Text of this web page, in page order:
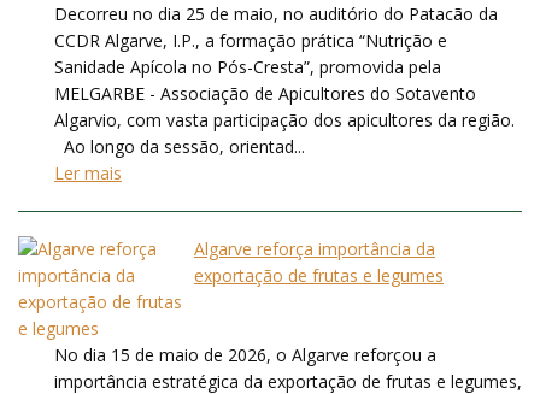
Decorreu no dia 25 de maio, no auditório do Patacão da
CCDR Algarve, I.P., a formação prática “Nutrição e
Sanidade Apícola no Pós-Cresta”, promovida pela
MELGARBE - Associação de Apicultores do Sotavento
Algarvio, com vasta participação dos apicultores da região.
Ao longo da sessão, orientad...
Ler mais
Algarve reforça importância da
exportação de frutas e legumes
No dia 15 de maio de 2026, o Algarve reforçou a
importância estratégica da exportação de frutas e legumes,